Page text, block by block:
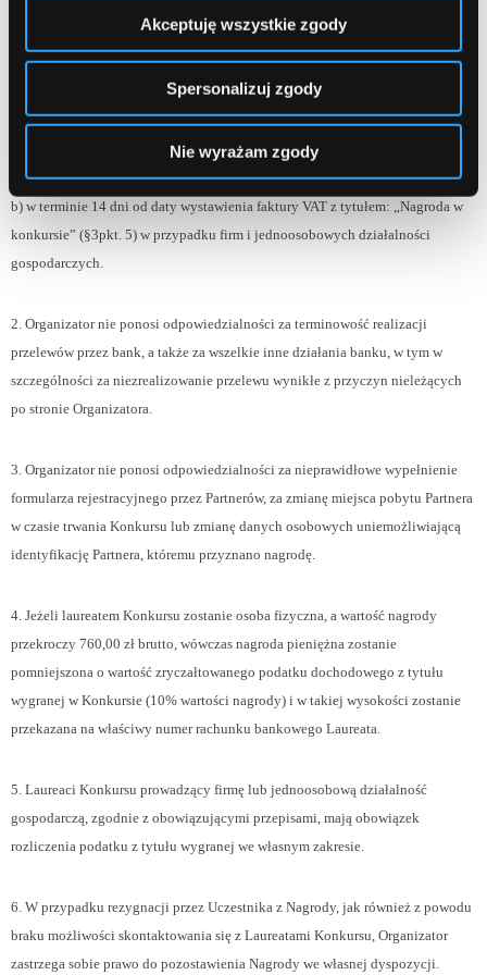
Akceptuję wszystkie zgody
Spersonalizuj zgody
Nie wyrażam zgody
wskazany przez Uczestników w Panelu Administracyjnym:
a) w terminie 21 dni od chwili udostępnienia wyników Konkursu, po
uprzednim odprowadzeniu podatku z tytułu wygranej w Konkursie (§3pkt. 4)
w przypadku osób fizycznych,
b) w terminie 14 dni od daty wystawienia faktury VAT z tytułem: „Nagroda w
konkursie” (§3pkt. 5) w przypadku firm i jednoosobowych działalności
gospodarczych.
2. Organizator nie ponosi odpowiedzialności za terminowość realizacji
przelewów przez bank, a także za wszelkie inne działania banku, w tym w
szczególności za niezrealizowanie przelewu wynikłe z przyczyn nieleżących
po stronie Organizatora.
3. Organizator nie ponosi odpowiedzialności za nieprawidłowe wypełnienie
formularza rejestracyjnego przez Partnerów, za zmianę miejsca pobytu Partnera
w czasie trwania Konkursu lub zmianę danych osobowych uniemożliwiającą
identyfikację Partnera, któremu przyznano nagrodę.
4. Jeżeli laureatem Konkursu zostanie osoba fizyczna, a wartość nagrody
przekroczy 760,00 zł brutto, wówczas nagroda pieniężna zostanie
pomniejszona o wartość zryczałtowanego podatku dochodowego z tytułu
wygranej w Konkursie (10% wartości nagrody) i w takiej wysokości zostanie
przekazana na właściwy numer rachunku bankowego Laureata.
5. Laureaci Konkursu prowadzący firmę lub jednoosobową działalność
gospodarczą, zgodnie z obowiązującymi przepisami, mają obowiązek
rozliczenia podatku z tytułu wygranej we własnym zakresie.
6. W przypadku rezygnacji przez Uczestnika z Nagrody, jak również z powodu
braku możliwości skontaktowania się z Laureatami Konkursu, Organizator
zastrzega sobie prawo do pozostawienia Nagrody we własnej dyspozycji.